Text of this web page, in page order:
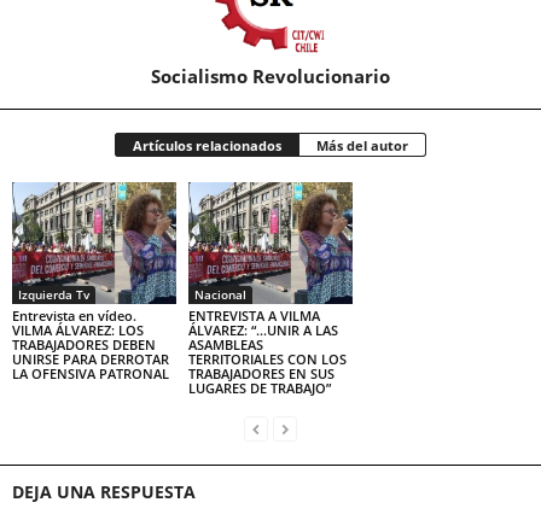
Socialismo Revolucionario
Artículos relacionados Más del autor
Izquierda Tv
Entrevista en vídeo.
VILMA ÁLVAREZ: LOS
TRABAJADORES DEBEN
UNIRSE PARA DERROTAR
LA OFENSIVA PATRONAL
Nacional
ENTREVISTA A VILMA
ÁLVAREZ: “…UNIR A LAS
ASAMBLEAS
TERRITORIALES CON LOS
TRABAJADORES EN SUS
LUGARES DE TRABAJO”
DEJA UNA RESPUESTA